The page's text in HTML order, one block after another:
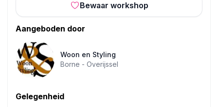
Bewaar workshop
Aangeboden door
Woon en Styling
Borne - Overijssel
Gelegenheid